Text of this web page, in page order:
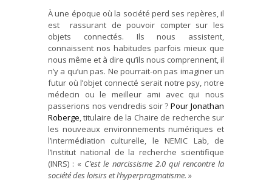
À une époque où la société perd ses repères, il
est rassurant de pouvoir compter sur les
objets connectés. Ils nous assistent,
connaissent nos habitudes parfois mieux que
nous même et à dire qu’ils nous comprennent, il
n’y a qu’un pas. Ne pourrait-on pas imaginer un
futur où l’objet connecté serait notre psy, notre
médecin ou le meilleur ami avec qui nous
passerions nos vendredis soir ?Pour Jonathan
Roberge, titulaire de la Chaire de recherche sur
les nouveaux environnements numériques et
l’intermédiation culturelle, le NEMIC Lab, de
l’Institut national de la recherche scientifique
(INRS) : « C’est le narcissisme 2.0 qui rencontre la
société des loisirs et l’hyperpragmatisme. »